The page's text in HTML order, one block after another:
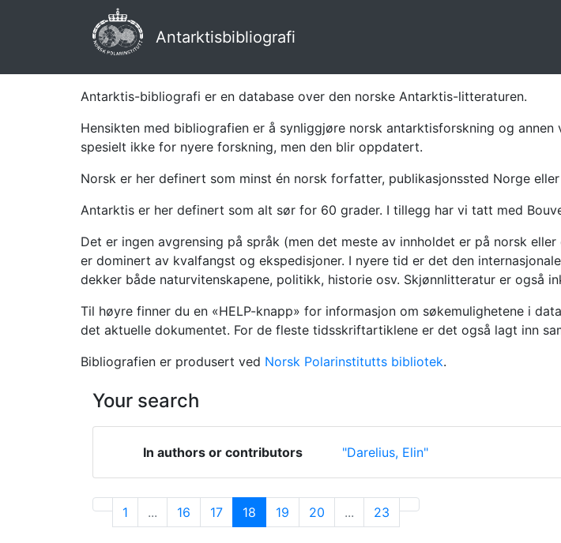
Antarktisbibliografi
Antarktis-bibliografi er en database over den norske Antarktis-litteraturen.
Hensikten med bibliografien er å synliggjøre norsk antarktisforskning og
spesielt ikke for nyere forskning, men den blir oppdatert.
Norsk er her definert som minst én norsk forfatter, publikasjonssted Norge
Antarktis er her definert som alt sør for 60 grader. I tillegg har vi tatt med
Det er ingen avgrensing på språk (men det meste av innholdet er på norsk
er dominert av kvalfangst og ekspedisjoner. I nyere tid er det den
dekker både naturvitenskapene, politikk, historie osv. Skjønnlitteratur er også
Til høyre finner du en «HELP-knapp» for informasjon om søkemulighetene i
det aktuelle dokumentet. For de fleste tidsskriftartiklene er det også lagt inn
Bibliografien er produsert ved Norsk Polarinstitutts bibliotek.
Your search
In authors or contributors "Darelius, Elin"
1 ... 16 17 18 19 20 ... 23